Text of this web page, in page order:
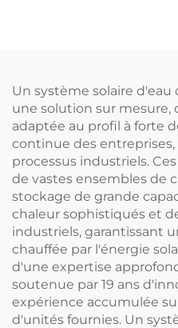
évacués Coût réduit
pour l'eau
Un système solaire
une solution sur mesure,
adaptée au profil à forte
continue des
processus industriels.
de vastes ensembles de
stockage de grande
chaleur sophistiqués et
industriels, garantissant
chauffée par l'énergie
d'une expertise
soutenue par 19 ans
expérience accumulée
d'unités fournies. Un